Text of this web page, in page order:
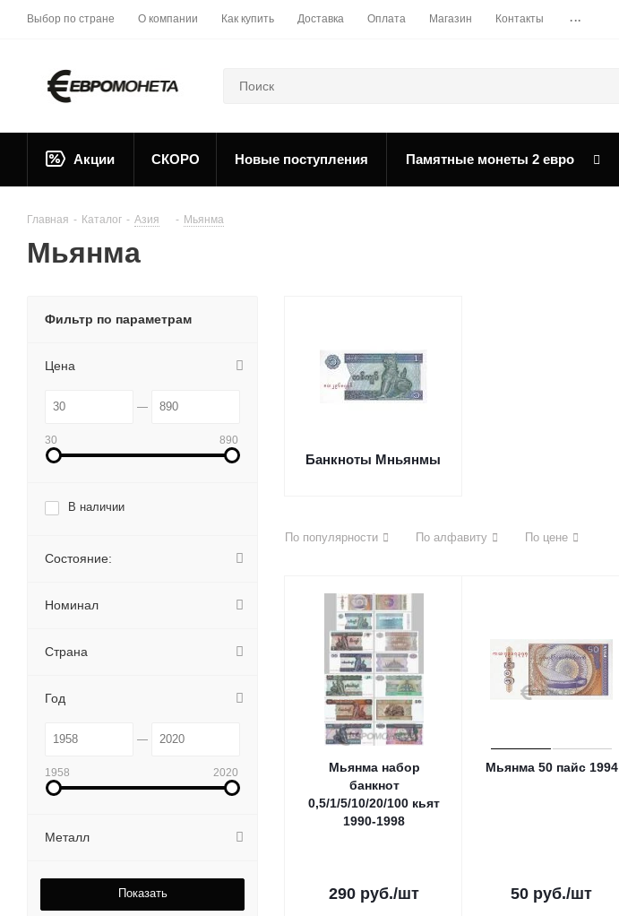
Выбор по стране О компании Как купить Доставка Оплата Магазин Контакты ...
Акции СКОРО Новые поступления Памятные монеты 2 евро
Главная - Каталог - Азия - Мьянма
Мьянма
Банкноты Мньянмы
По популярности По алфавиту По цене
Мьянма набор
банкнот
0,5/1/5/10/20/100 кьят
1990-1998
290 руб./шт
Мьянма 50 пайс 1994
50 руб./шт
Фильтр по параметрам
Цена
30 890
В наличии
Состояние:
Номинал
Страна
Год
1958 2020
Металл